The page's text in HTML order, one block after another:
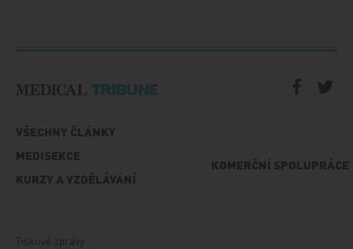
VŠECHNY ČLÁNKY
MEDISEKCE
KURZY A VZDĚLÁVÁNÍ
KOMERČNÍ SPOLUPRÁCE
Tiskové zprávy